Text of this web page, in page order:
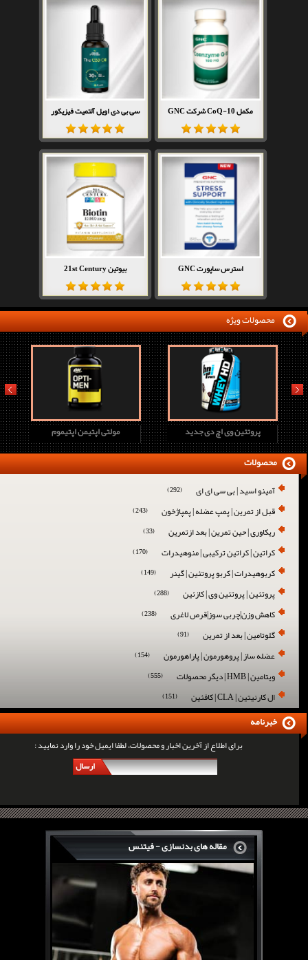
مکمل CoQ-10 شرکت GNC سی بی دی اویل آلتمیت فیزیکور
استرس ساپورت GNC بیوتین 21st Century
محصولات ویژه
مولتی اپتیمن اپتیموم پروتئین وی اچ دی جدید
prev next
آمینو اسید | بی سی ای ای (292)
قبل از تمرین | پمپ عضله | پمپاژخون (243)
ریکاوری | حین تمرین | بعد ازتمرین (33)
کراتین | کراتین ترکیبی | منوهیدرات (170)
کربوهیدرات | کربو پروتئین | گینر (149)
پروتئین | پروتئین وی | کازئین (288)
کاهش وزن|چربی سوز|قرص لاغری (238)
گلوتامین | بعد از تمرین (91)
عضله ساز | پروهورمون | پاراهورمون (154)
ویتامین | HMB | دیگر محصولات (555)
ال کارنیتین | CLA | کافئین (151)
محصولات
برای اطلاع از آخرین اخبار و محصولات، لطفا ایمیل خود را وارد نمایید :
ارسال
خبرنامه
مقاله های بدنسازی - فیتنس
سرگی کنستانس چگونه بر روی بازو های فوق العاده...
روش های افزایش پیک بازو
فارماتون چیست؟